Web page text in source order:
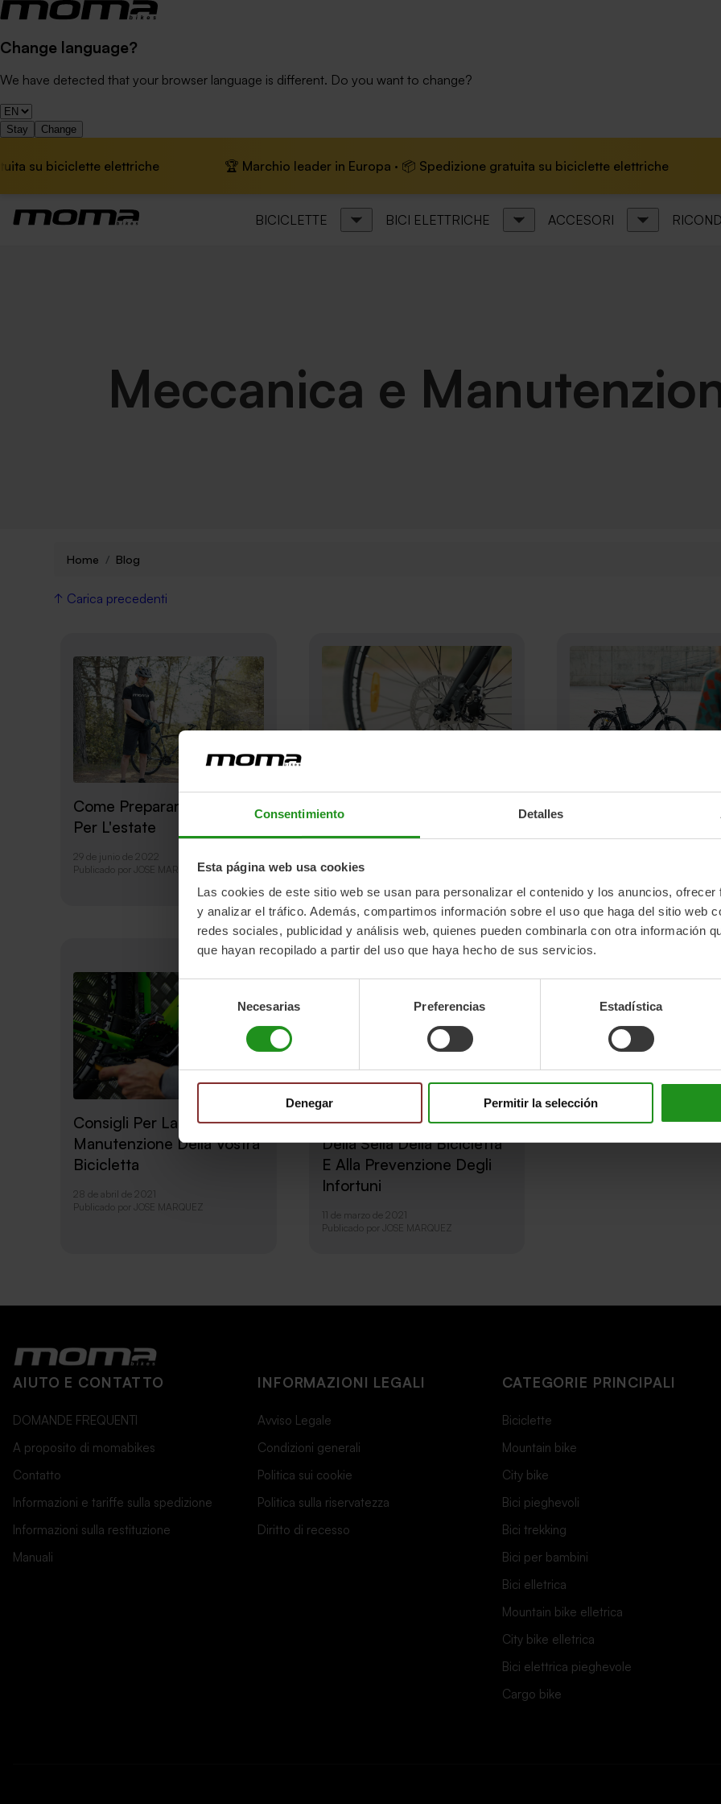
Consentimiento Detalles
Esta página web usa cookies
Las cookies de este sitio web se usan para personalizar el contenido y los anuncios,
y analizar el tráfico. Además, compartimos información sobre el uso que haga del sitio web
redes sociales, publicidad y análisis web, quienes pueden combinarla con otra información
que hayan recopilado a partir del uso que haya hecho de sus servicios.
de
consentimiento
Necesarias Preferencias Estadística
Denegar Permitir la selección
Change language?
We have detected that your browser language is different. Do you want to change?
Stay Change
biciclette elettriche 🏆 Marchio leader in Europa · 📦 Spedizione gratuita su biciclette elettriche
BICICLETTE BICI ELETTRICHE ACCESORI
Meccanica e
Home Blog
↑ Carica precedenti
Come Preparare La Bici
Per L'estate
29 de junio de 2022
Publicado por JOSE MARQUEZ
Come Posso Ottenere La
Giusta Pressione Per Le
Ruote Della Mia Bicicletta?
18 de junio de 2022
Consigli Per La
Manutenzione Della
BIKE
Consigli Per La Cura E La
Manutenzione Della Vostra
Bicicletta
28 de abril de 2021
Publicado por JOSE MARQUEZ
Guida Definitiva Alla
Regolazione Dell'altezza
Della Sella Della Bicicletta
E Alla Prevenzione Degli
Infortuni
11 de marzo de 2021
Publicado por JOSE MARQUEZ
AIUTO E CONTATTO
DOMANDE FREQUENTI
A proposito di momabikes
Contatto
Informazioni e tariffe sulla spedizione
Informazioni sulla restituzione
Manuali
INFORMAZIONI LEGALI
Avviso Legale
Condizioni generali
Politica sui cookie
Politica sulla riservatezza
Diritto di recesso
CATEGORIE PRINCIPALI
Biciclette
Mountain bike
City bike
Bici pieghevoli
Bici trekking
Bici per bambini
Bici elletrica
Mountain bike elletrica
City bike elletrica
Bici elettrica pieghevole
Cargo bike